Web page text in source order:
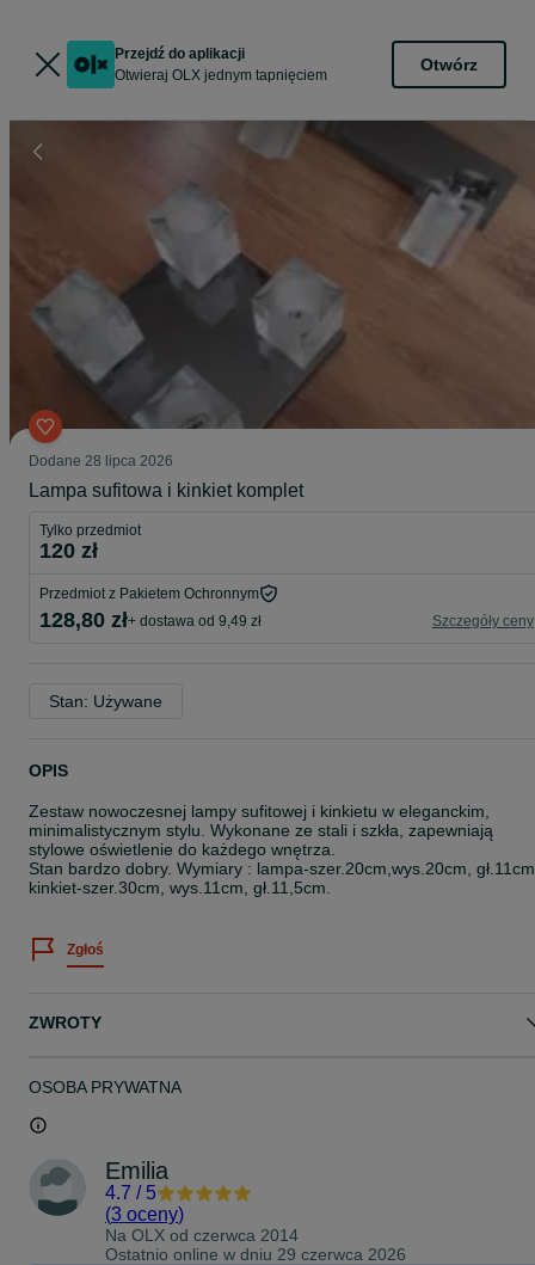
Przejdź do aplikacji
Otwieraj OLX jednym tapnięciem
Otwórz
Dodane 28 lipca 2026
Lampa sufitowa i kinkiet komplet
Tylko przedmiot
120 zł
Przedmiot z Pakietem Ochronnym
128,80 zł+ dostawa od 9,49 zł Szczegóły ceny
Stan: Używane
OPIS
Zestaw nowoczesnej lampy sufitowej i kinkietu w eleganckim,
minimalistycznym stylu. Wykonane ze stali i szkła, zapewniają
stylowe oświetlenie do każdego wnętrza.
Stan bardzo dobry. Wymiary : lampa-szer.20cm,wys.20cm, gł.11cm
kinkiet-szer.30cm, wys.11cm, gł.11,5cm.
Zgłoś
ZWROTY
OSOBA PRYWATNA
Emilia
4.7 / 5
(3 oceny)
Na OLX od czerwca 2014
Ostatnio online w dniu 29 czerwca 2026